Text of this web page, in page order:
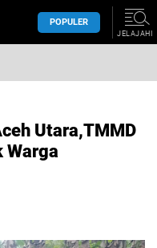
POPULER
JELAJAHI
Utara,TMMD
Warga